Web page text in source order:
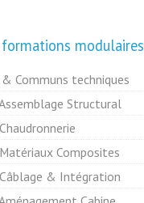
modulaires
Communs techniques
Structural
Composites
& Intégration